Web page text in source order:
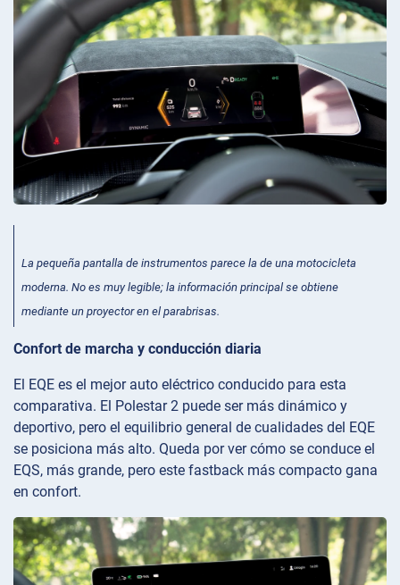
La pequeña pantalla de instrumentos parece la de una motocicleta
moderna. No es muy legible; la información principal se obtiene
mediante un proyector en el parabrisas.
Confort de marcha y conducción diaria
El EQE es el mejor auto eléctrico conducido para esta
comparativa. El Polestar 2 puede ser más dinámico y
deportivo, pero el equilibrio general de cualidades del EQE
se posiciona más alto. Queda por ver cómo se conduce el
EQS, más grande, pero este fastback más compacto gana
en confort.